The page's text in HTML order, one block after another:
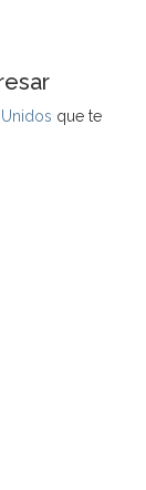
que te